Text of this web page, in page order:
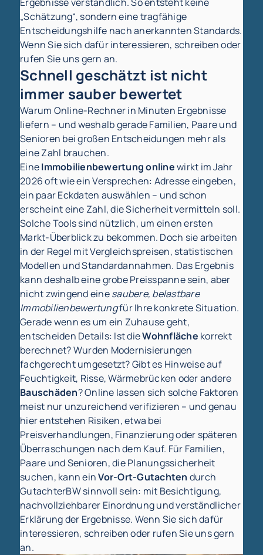
„Schätzung“, sondern eine tragfähige
Entscheidungshilfe nach anerkannten Standards.
Wenn Sie sich dafür interessieren, schreiben oder
rufen Sie uns gern an.
Schnell geschätzt ist nicht
immer sauber bewertet
Warum Online-Rechner in Minuten Ergebnisse
liefern – und weshalb gerade Familien, Paare und
Senioren bei großen Entscheidungen mehr als
eine Zahl brauchen.
EineImmobilienbewertung onlinewirkt im Jahr
2026 oft wie ein Versprechen: Adresse eingeben,
ein paar Eckdaten auswählen – und schon
erscheint eine Zahl, die Sicherheit vermitteln soll.
Solche Tools sind nützlich, um einen ersten
Markt-Überblick zu bekommen. Doch sie arbeiten
in der Regel mit Vergleichspreisen, statistischen
Modellen und Standardannahmen. Das Ergebnis
kann deshalb eine grobe Preisspanne sein, aber
nicht zwingend einesaubere, belastbare
Immobilienbewertungfür Ihre konkrete Situation.
Gerade wenn es um ein Zuhause geht,
entscheiden Details: Ist dieWohnfläche korrekt
berechnet? Wurden Modernisierungen
fachgerecht umgesetzt? Gibt es Hinweise auf
Feuchtigkeit, Risse, Wärmebrücken oder andere
Bauschäden? Online lassen sich solche Faktoren
meist nur unzureichend verifizieren – und genau
hier entstehen Risiken, etwa bei
Preisverhandlungen, Finanzierung oder späteren
Überraschungen nach dem Kauf. Für Familien,
Paare und Senioren, die Planungssicherheit
suchen, kann einVor-Ort-Gutachten durch
GutachterBW sinnvoll sein: mit Besichtigung,
nachvollziehbarer Einordnung und verständlicher
Erklärung der Ergebnisse. Wenn Sie sich dafür
interessieren, schreiben oder rufen Sie uns gern
an.